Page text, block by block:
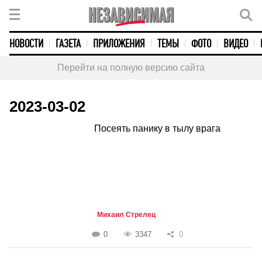
НОВОСТИ ГАЗЕТА ПРИЛОЖЕНИЯ ТЕМЫ ФОТО ВИДЕО
Перейти на полную версию сайта
2023-03-02
Посеять панику в тылу врага
Михаил Стрелец
0 3347 0